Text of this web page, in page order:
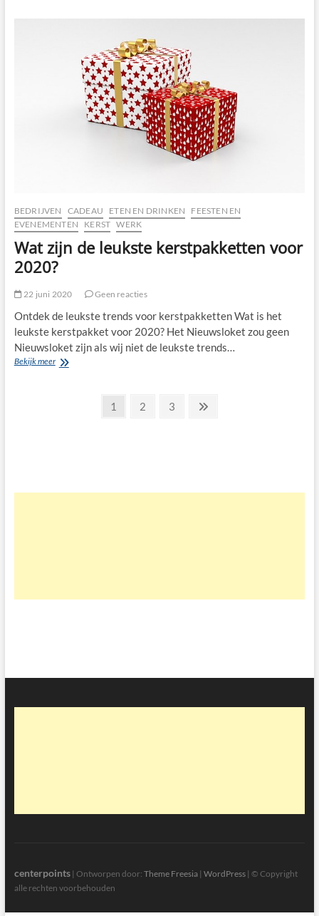
BEDRIJVEN CADEAU ETEN EN DRINKEN
FEESTEN EN
EVENEMENTEN
KERST WERK
Wat zijn de leukste kerstpakketten voor
2020?
22 juni 2020 Geen reacties
Ontdek de leukste trends voor kerstpakketten Wat is het
leukste kerstpakket voor 2020? Het Nieuwsloket zou geen
Nieuwsloket zijn als wij niet de leukste trends…
Bekijk meerWat
Pagina
1 Pagina
2 Pagina
3
Volgende
centerpoints| Ontworpen door: Theme Freesia| WordPress| © Copyright
alle rechten voorbehouden